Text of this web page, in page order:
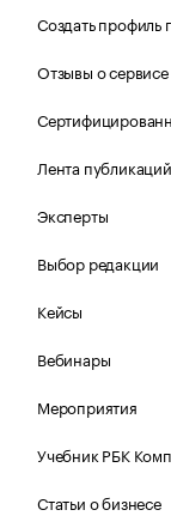
Создать профиль
Отзывы о сервисе
Лента публикаций
Эксперты
Выбор редакции
Кейсы
Вебинары
Мероприятия
Учебник РБК
Статьи о бизнесе